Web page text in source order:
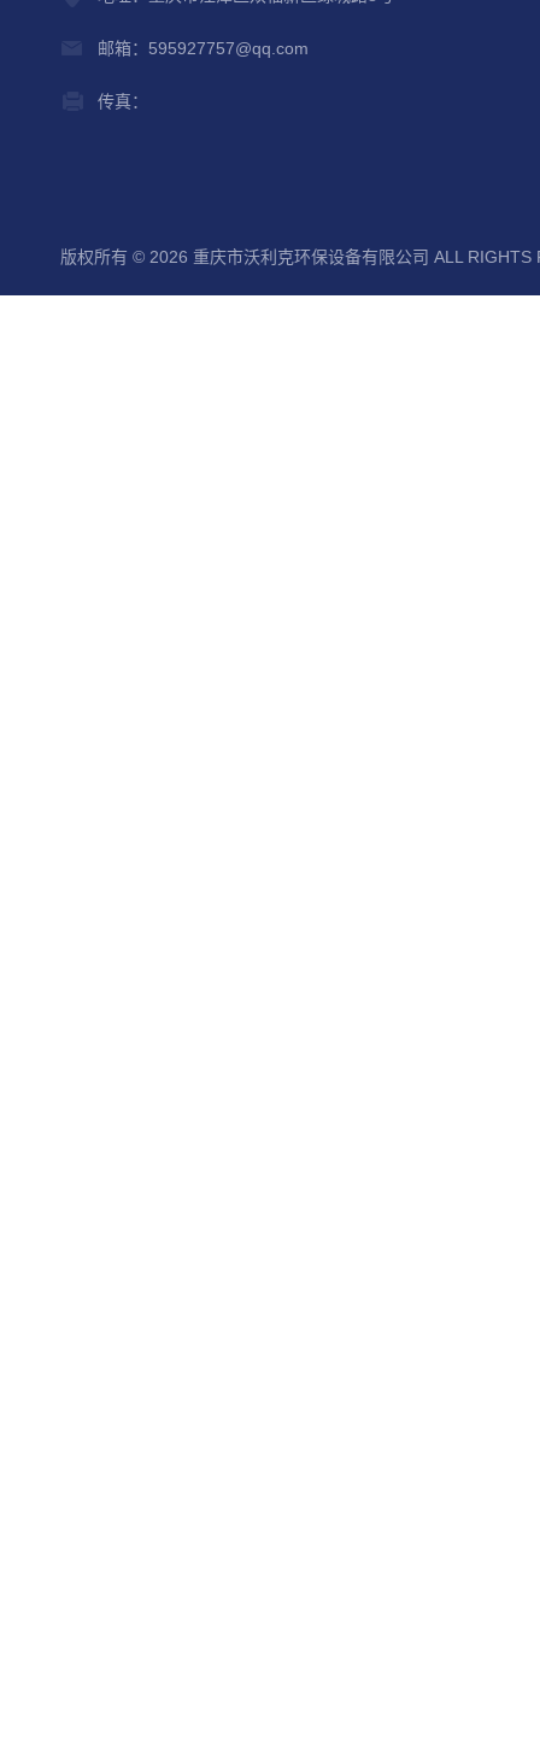
邮箱：595927757@qq.com
传真：
版权所有 © 2026 重庆市沃利克环保设备有限公司 ALL RIGHTS